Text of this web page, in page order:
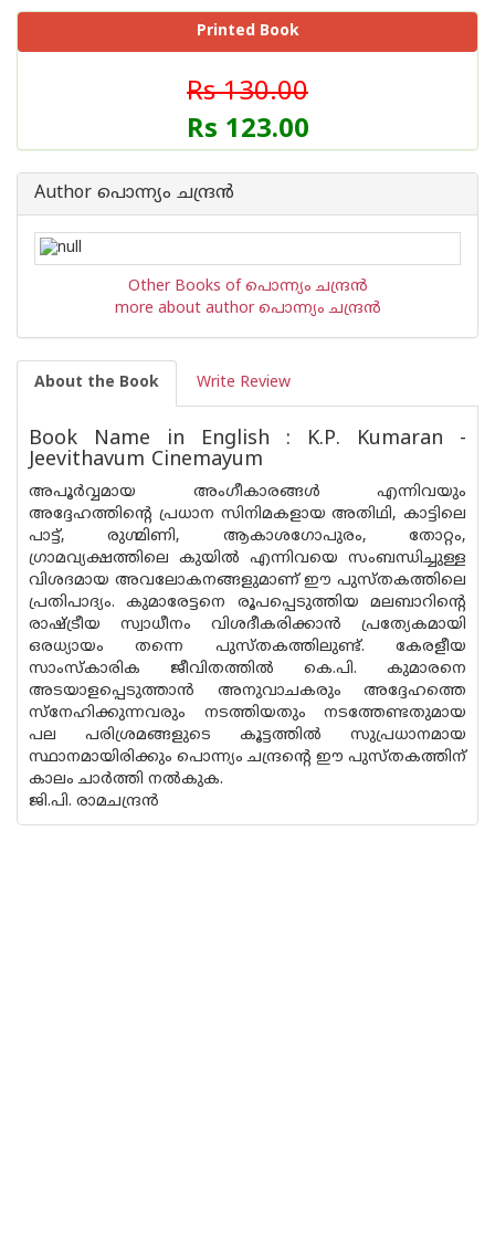
Printed Book
Rs 130.00
Rs 123.00
Author പൊന്ന്യം ചന്ദ്രന്‍
Other Books of പൊന്ന്യം ചന്ദ്രന്‍
more about author പൊന്ന്യം ചന്ദ്രന്‍
About the Book Write Review
Book Name in English : K.P. Kumaran -
Jeevithavum Cinemayum
അപൂർവ്വമായ അംഗീകാരങ്ങൾ എന്നിവയും
അദ്ദേഹത്തിൻ്റെ പ്രധാന സിനിമകളായ അതിഥി, കാട്ടിലെ
പാട്ട്, രുഗ്മിണി, ആകാശഗോപുരം, തോറ്റം,
ഗ്രാമവ്യക്ഷത്തിലെ കുയിൽ എന്നിവയെ സംബന്ധിച്ചുള്ള
വിശദമായ അവലോകനങ്ങളുമാണ് ഈ പുസ്‌തകത്തിലെ
പ്രതിപാദ്യം. കുമാരേട്ടനെ രൂപപ്പെടുത്തിയ മലബാറിൻ്റെ
രാഷ്ട്രീയ സ്വാധീനം വിശദീകരിക്കാൻ പ്രത്യേകമായി
ഒരധ്യായം തന്നെ പുസ്‌തകത്തിലുണ്ട്. കേരളീയ
സാംസ്‌കാരിക ജീവിതത്തിൽ കെ.പി. കുമാരനെ
അടയാളപ്പെടുത്താൻ അനുവാചകരും അദ്ദേഹത്തെ
സ്നേഹിക്കുന്നവരും നടത്തിയതും നടത്തേണ്ടതുമായ
പല പരിശ്രമങ്ങളുടെ കൂട്ടത്തിൽ സുപ്രധാനമായ
സ്ഥാനമായിരിക്കും പൊന്ന്യം ചന്ദ്രൻ്റെ ഈ പുസ്‌തകത്തിന്
കാലം ചാർത്തി നൽകുക.
ജി.പി. രാമചന്ദ്രൻ